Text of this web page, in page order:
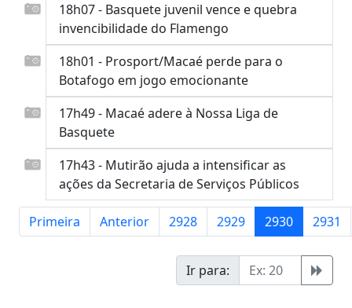
18h07 - Basquete juvenil vence e quebra
invencibilidade do Flamengo
18h01 - Prosport/Macaé perde para o
Botafogo em jogo emocionante
17h49 - Macaé adere à Nossa Liga de
Basquete
17h43 - Mutirão ajuda a intensificar as
ações da Secretaria de Serviços Públicos
Primeira Anterior 2928 2929 2930 2931
Ir para: